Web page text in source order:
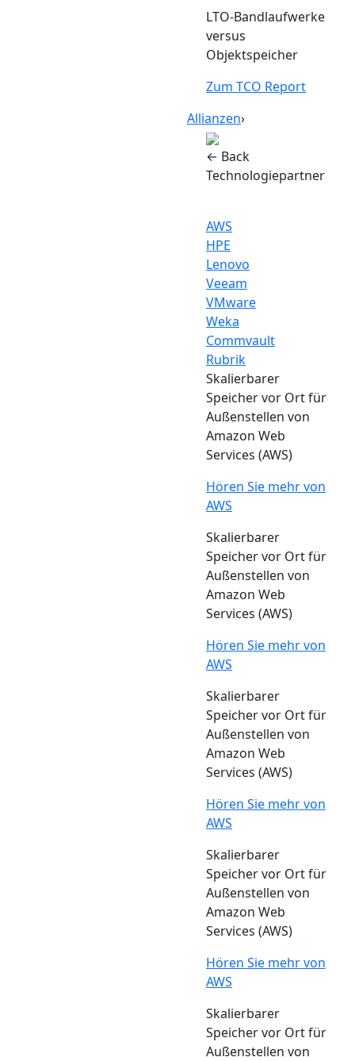
LTO-Bandlaufwerke
versus
Objektspeicher
Zum TCO Report
Allianzen›
← Back
Technologiepartner
AWS
HPE
Lenovo
Veeam
VMware
Weka
Commvault
Rubrik
Skalierbarer
Speicher vor Ort für
Außenstellen von
Amazon Web
Services (AWS)
Hören Sie mehr von
AWS
Skalierbarer
Speicher vor Ort für
Außenstellen von
Amazon Web
Services (AWS)
Hören Sie mehr von
AWS
Skalierbarer
Speicher vor Ort für
Außenstellen von
Amazon Web
Services (AWS)
Hören Sie mehr von
AWS
Skalierbarer
Speicher vor Ort für
Außenstellen von
Amazon Web
Services (AWS)
Hören Sie mehr von
AWS
Skalierbarer
Speicher vor Ort für
Außenstellen von